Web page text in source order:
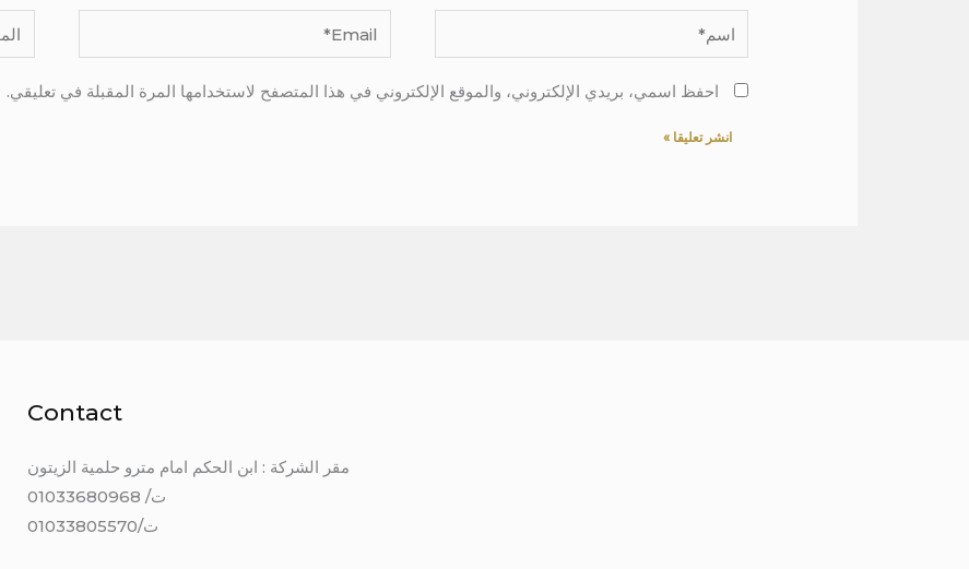
اسم* Email* الموقع
احفظ اسمي، بريدي الإلكتروني، والموقع الإلكتروني في هذا المتصفح لاستخدامها المرة المقبلة في تعليقي.
Contact
مقر الشركة : ابن الحكم امام مترو حلمية الزيتون
ت/ 01033680968
ت/01033805570